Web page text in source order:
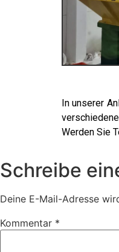
In unserer
Werden Sie
Schreibe
Deine E-Mail-Adresse
Kommentar *